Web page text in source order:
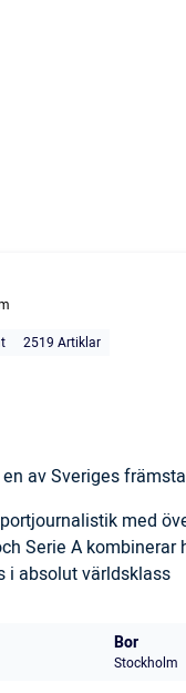
2519 Artiklar
av Sveriges
med
Serie A
i absolut världsklass
Bor
Stockholm